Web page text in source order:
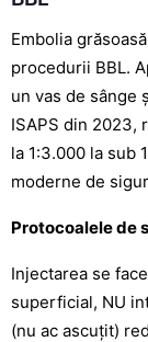
Embolia
procedurii BBL.
un vas de sânge
ISAPS din 2023,
la 1:3.000 la sub
moderne de
Protocoalele de
Injectarea se
superficial, NU
(nu ac ascuțit)